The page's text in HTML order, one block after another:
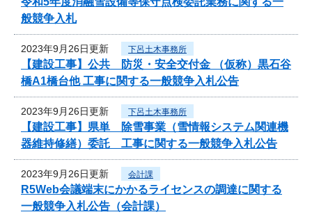
般競争入札
2023年9月26日更新 下呂土木事務所
【建設工事】公共 防災・安全交付金 （仮称）黒石谷
橋A1橋台他 工事に関する一般競争入札公告
2023年9月26日更新 下呂土木事務所
【建設工事】県単 除雪事業（雪情報システム関連機
器維持修繕）委託 工事に関する一般競争入札公告
2023年9月26日更新 会計課
R5Web会議端末にかかるライセンスの調達に関する
一般競争入札公告（会計課）